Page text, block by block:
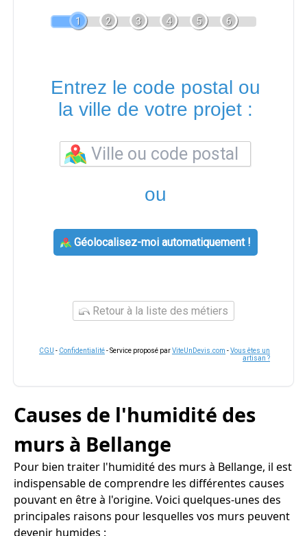
1 2 3 4 5 6
Entrez le code postal ou
la ville de votre projet :
ou
Géolocalisez-moi automatiquement !
Retour à la liste des métiers
CGU - Confidentialité- Service proposé parViteUnDevis.com -Vous êtes un
artisan ?
Causes de l'humidité des
murs à Bellange
Pour bien traiter l'humidité des murs à Bellange, il est
indispensable de comprendre les différentes causes
pouvant en être à l'origine. Voici quelques-unes des
principales raisons pour lesquelles vos murs peuvent
devenir humides :